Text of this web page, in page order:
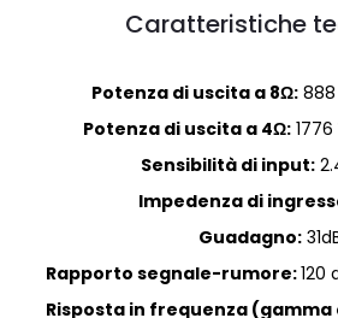
Caratteristiche
Potenza di uscita a 8Ω: 888
Potenza di uscita a 4Ω:
Sensibilità di input:
Impedenza di
Guadagno:
Rapporto segnale-rumore:120
Risposta in frequenza